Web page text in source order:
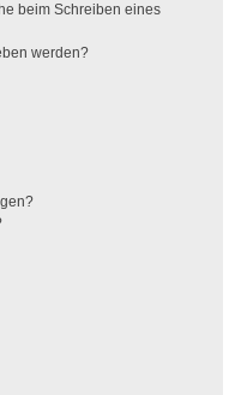
beim Schreiben eines
werden?